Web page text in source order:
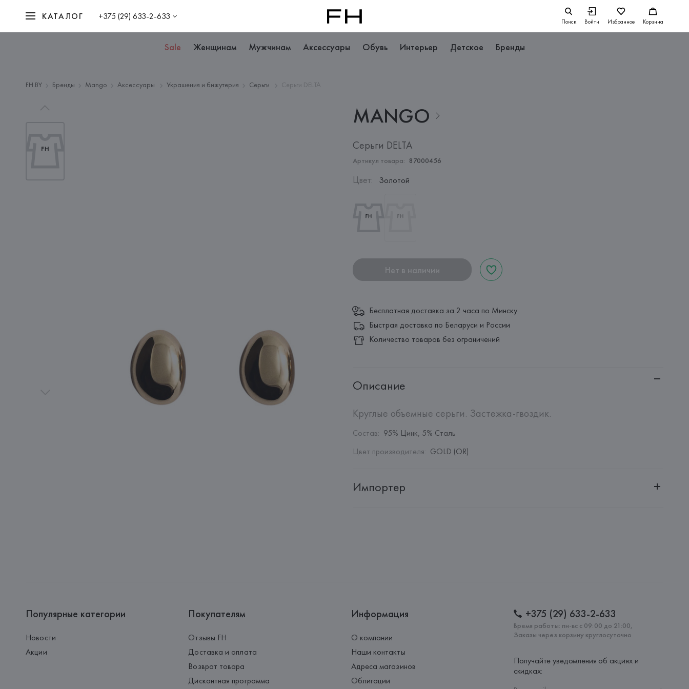
КАТАЛОГ +375 (29) 633-2-633 Поиск Войти Избранное Корзина
Sale Женщинам Мужчинам Аксессуары Обувь Интерьер Детское Бренды
FH.BY Бренды Mango Аксессуары Украшения и бижутерия Серьги Серьги DELTA
MANGO
Серьги DELTA
Артикул товара: 87000456
Цвет: Золотой
Нет в наличии
Бесплатная доставка за 2 часа по Минску
Быстрая доставка по Беларуси и России
Количество товаров без ограничений
Описание
Круглые объемные серьги. Застежка-гвоздик.
Состав: 95% Цинк, 5% Сталь
Цвет производителя: GOLD (OR)
Импортер
Популярные категории
Новости
Акции
Покупателям
Отзывы FH
Доставка и оплата
Возврат товара
Дисконтная программа
Информация
О компании
Наши контакты
Адреса магазинов
Облигации
+375 (29) 633-2-633
Время работы: пн-вс с 09:00 до 21:00,
Заказы через корзину круглосуточно
Получайте уведомления об акциях и
скидках: